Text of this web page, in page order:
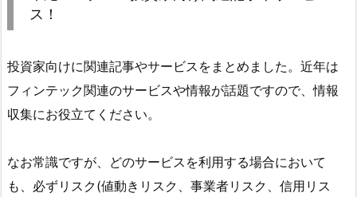
ス！
投資家向けに関連記事やサービスをまとめました。近年は
フィンテック関連のサービスや情報が話題ですので、情報
収集にお役立てください。
なお常識ですが、どのサービスを利用する場合において
も、必ずリスク(値動きリスク、事業者リスク、信用リス